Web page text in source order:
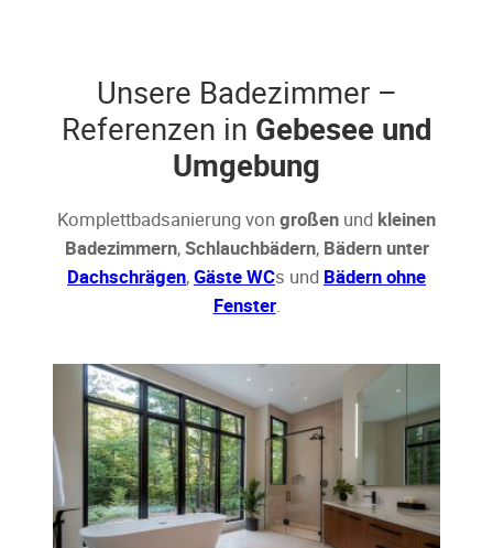
Unsere Badezimmer –
Referenzen in Gebesee und
Umgebung
Komplettbadsanierung von großen und kleinen
Badezimmern,Schlauchbädern, Bädern unter
Dachschrägen,Gäste WCs und Bädern ohne
Fenster.